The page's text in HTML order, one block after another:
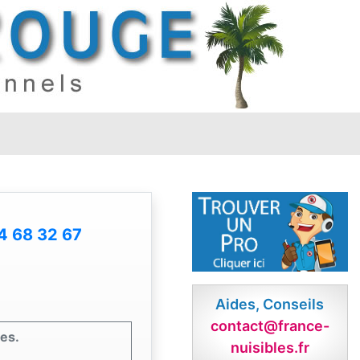
68 32 67
Aides, Conseils
contact@france-
nuisibles.fr